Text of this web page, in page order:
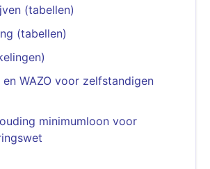
(tabellen)
(tabellen)
en WAZO voor zelfstandigen
minimumloon voor